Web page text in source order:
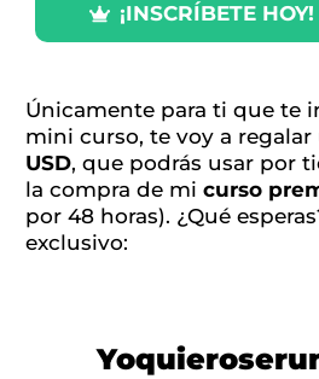
¡INSCRÍBETE
Únicamente para ti que te
mini curso, te voy a
USD, que podrás usar por
la compra de mi curso
por 48 horas). ¿Qué
exclusivo: